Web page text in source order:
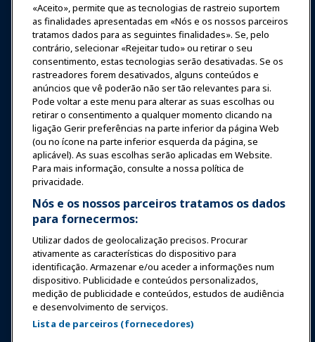
Expos e Eventos
Notícias & Diversão
Educação
Segurança & Proteção
Advocacia
Pesquisa e Relatórios
Sobre a IAAPA
Parceiros
Copyright © 2026 Associação Internacional de Parques de
«Aceito», permite que as tecnologias de rastreio suportem
as finalidades apresentadas em «Nós e os nossos parceiros
tratamos dados para as seguintes finalidades». Se, pelo
contrário, selecionar «Rejeitar tudo» ou retirar o seu
consentimento, estas tecnologias serão desativadas. Se os
rastreadores forem desativados, alguns conteúdos e
anúncios que vê poderão não ser tão relevantes para si.
Pode voltar a este menu para alterar as suas escolhas ou
retirar o consentimento a qualquer momento clicando na
ligação Gerir preferências na parte inferior da página Web
(ou no ícone na parte inferior esquerda da página, se
aplicável). As suas escolhas serão aplicadas em Website.
Para mais informação, consulte a nossa política de
privacidade.
Nós e os nossos parceiros tratamos os dados
para fornecermos:
Utilizar dados de geolocalização precisos. Procurar
ativamente as características do dispositivo para
identificação. Armazenar e/ou aceder a informações num
dispositivo. Publicidade e conteúdos personalizados,
medição de publicidade e conteúdos, estudos de audiência
e desenvolvimento de serviços.
Lista de parceiros (fornecedores)